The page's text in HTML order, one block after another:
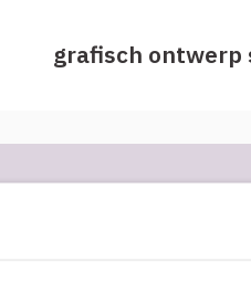
grafisch ontwerp